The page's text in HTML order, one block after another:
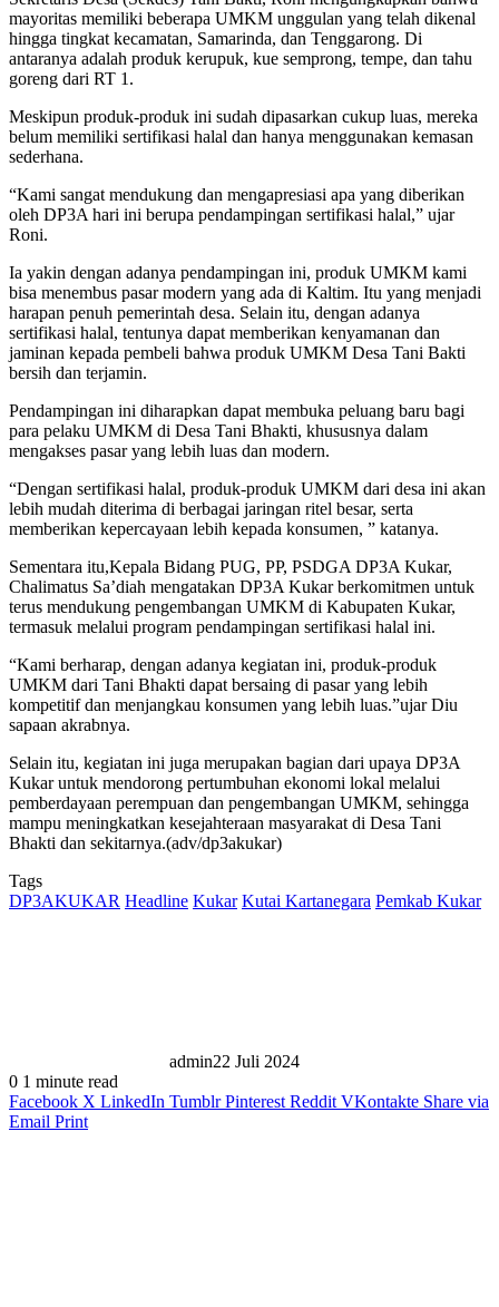
mayoritas memiliki beberapa UMKM unggulan yang telah dikenal
hingga tingkat kecamatan, Samarinda, dan Tenggarong. Di
antaranya adalah produk kerupuk, kue semprong, tempe, dan tahu
goreng dari RT 1.
Meskipun produk-produk ini sudah dipasarkan cukup luas, mereka
belum memiliki sertifikasi halal dan hanya menggunakan kemasan
sederhana.
“Kami sangat mendukung dan mengapresiasi apa yang diberikan
oleh DP3A hari ini berupa pendampingan sertifikasi halal,” ujar
Roni.
Ia yakin dengan adanya pendampingan ini, produk UMKM kami
bisa menembus pasar modern yang ada di Kaltim. Itu yang menjadi
harapan penuh pemerintah desa. Selain itu, dengan adanya
sertifikasi halal, tentunya dapat memberikan kenyamanan dan
jaminan kepada pembeli bahwa produk UMKM Desa Tani Bakti
bersih dan terjamin.
Pendampingan ini diharapkan dapat membuka peluang baru bagi
para pelaku UMKM di Desa Tani Bhakti, khususnya dalam
mengakses pasar yang lebih luas dan modern.
“Dengan sertifikasi halal, produk-produk UMKM dari desa ini akan
lebih mudah diterima di berbagai jaringan ritel besar, serta
memberikan kepercayaan lebih kepada konsumen, ” katanya.
Sementara itu,Kepala Bidang PUG, PP, PSDGA DP3A Kukar,
Chalimatus Sa’diah mengatakan DP3A Kukar berkomitmen untuk
terus mendukung pengembangan UMKM di Kabupaten Kukar,
termasuk melalui program pendampingan sertifikasi halal ini.
“Kami berharap, dengan adanya kegiatan ini, produk-produk
UMKM dari Tani Bhakti dapat bersaing di pasar yang lebih
kompetitif dan menjangkau konsumen yang lebih luas.”ujar Diu
sapaan akrabnya.
Selain itu, kegiatan ini juga merupakan bagian dari upaya DP3A
Kukar untuk mendorong pertumbuhan ekonomi lokal melalui
pemberdayaan perempuan dan pengembangan UMKM, sehingga
mampu meningkatkan kesejahteraan masyarakat di Desa Tani
Bhakti dan sekitarnya.(adv/dp3akukar)
Tags
DP3AKUKAR Headline Kukar Kutai Kartanegara Pemkab Kukar
admin22 Juli 2024
0 1 minute read
Facebook X LinkedIn Tumblr Pinterest Reddit VKontakte Share via
Email Print